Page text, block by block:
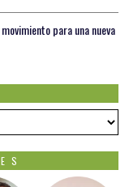
para una nueva